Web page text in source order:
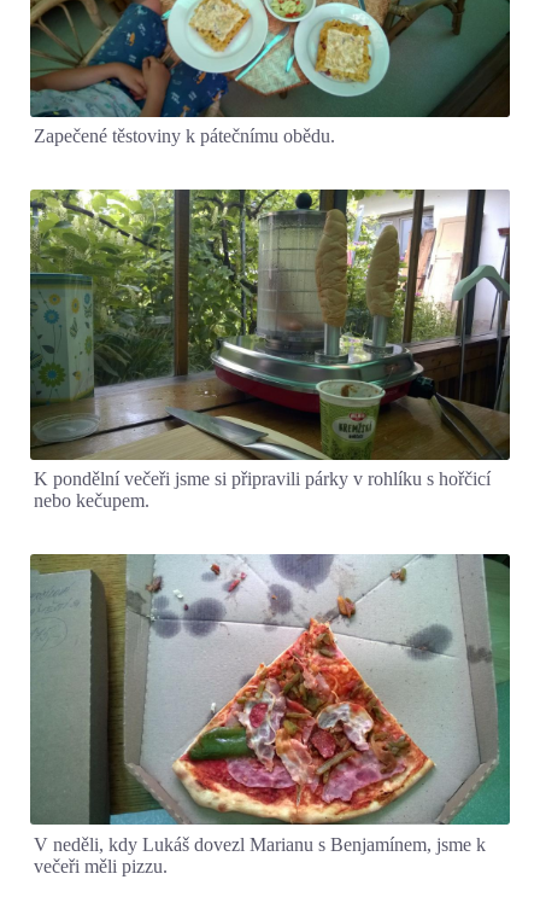
Zapečené těstoviny k pátečnímu obědu.
K pondělní večeři jsme si připravili párky v rohlíku s hořčicí
nebo kečupem.
V neděli, kdy Lukáš dovezl Marianu s Benjamínem, jsme k
večeři měli pizzu.